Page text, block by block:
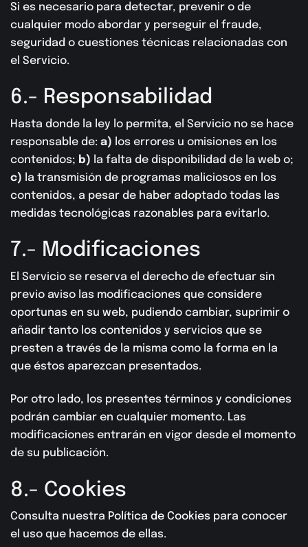
Si es necesario para detectar, prevenir o de
cualquier modo abordar y perseguir el fraude,
seguridad o cuestiones técnicas relacionadas con
el Servicio.
6.- Responsabilidad
Hasta donde la ley lo permita, el Servicio no se hace
responsable de: a) los errores u omisiones en los
contenidos; b) la falta de disponibilidad de la web o;
c) la transmisión de programas maliciosos en los
contenidos, a pesar de haber adoptado todas las
medidas tecnológicas razonables para evitarlo.
7.- Modificaciones
El Servicio se reserva el derecho de efectuar sin
previo aviso las modificaciones que considere
oportunas en su web, pudiendo cambiar, suprimir o
añadir tanto los contenidos y servicios que se
presten a través de la misma como la forma en la
que éstos aparezcan presentados.
Por otro lado, los presentes términos y condiciones
podrán cambiar en cualquier momento. Las
modificaciones entrarán en vigor desde el momento
de su publicación.
8.- Cookies
Consulta nuestra Política de Cookies para conocer
el uso que hacemos de ellas.